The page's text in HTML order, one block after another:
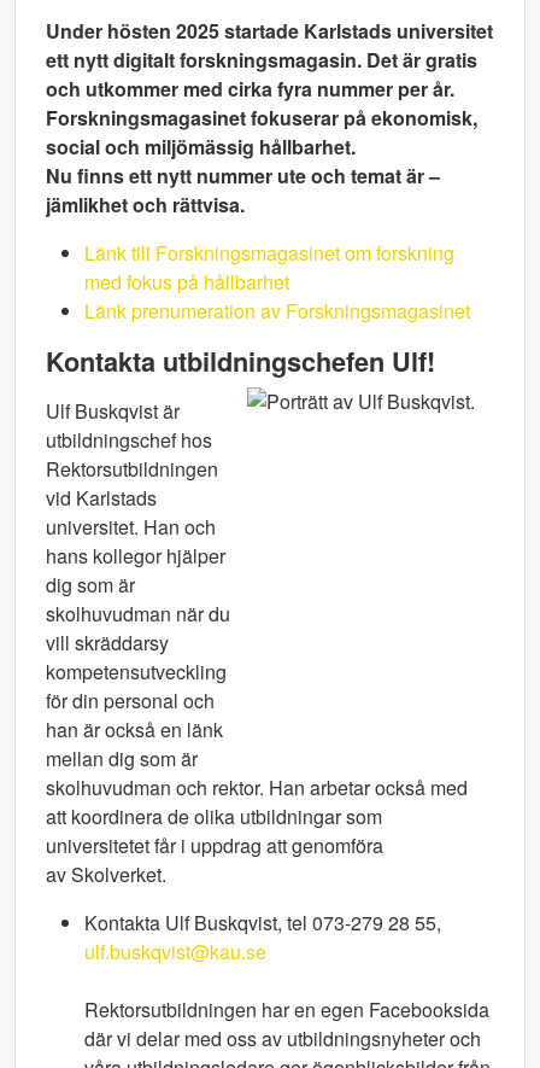
Under hösten 2025 startade Karlstads universitet
ett nytt digitalt forskningsmagasin. Det är gratis
och utkommer med cirka fyra nummer per år.
Forskningsmagasinet fokuserar på ekonomisk,
social och miljömässig hållbarhet.
Nu finns ett nytt nummer ute och temat är –
jämlikhet och rättvisa.
Länk till Forskningsmagasinet om forskning
med fokus på hållbarhet
Länk prenumeration av Forskningsmagasinet
Kontakta utbildningschefen Ulf!
Ulf Buskqvist är
utbildningschef hos
Rektorsutbildningen
vid Karlstads
universitet. Han och
hans kollegor hjälper
dig som är
skolhuvudman när du
vill skräddarsy
kompetensutveckling
för din personal och
han är också en länk
mellan dig som är
skolhuvudman och rektor. Han arbetar också med
att koordinera de olika utbildningar som
universitetet får i uppdrag att genomföra
av Skolverket.
Kontakta Ulf Buskqvist, tel 073-279 28 55,
ulf.buskqvist@kau.se
Rektorsutbildningen har en egen Facebooksida
där vi delar med oss av utbildningsnyheter och